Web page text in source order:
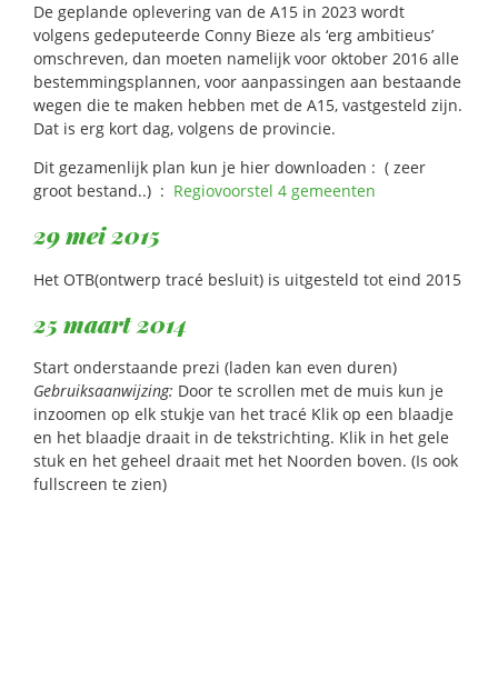
De geplande oplevering van de A15 in 2023 wordt
volgens gedeputeerde Conny Bieze als ‘erg ambitieus’
omschreven, dan moeten namelijk voor oktober 2016 alle
bestemmingsplannen, voor aanpassingen aan bestaande
wegen die te maken hebben met de A15, vastgesteld zijn.
Dat is erg kort dag, volgens de provincie.
Dit gezamenlijk plan kun je hier downloaden : ( zeer
groot bestand..) : Regiovoorstel 4 gemeenten
29 mei 2015
Het OTB(ontwerp tracé besluit) is uitgesteld tot eind 2015
25 maart 2014
Start onderstaande prezi (laden kan even duren)
Gebruiksaanwijzing: Door te scrollen met de muis kun je
inzoomen op elk stukje van het tracé Klik op een blaadje
en het blaadje draait in de tekstrichting. Klik in het gele
stuk en het geheel draait met het Noorden boven. (Is ook
fullscreen te zien)